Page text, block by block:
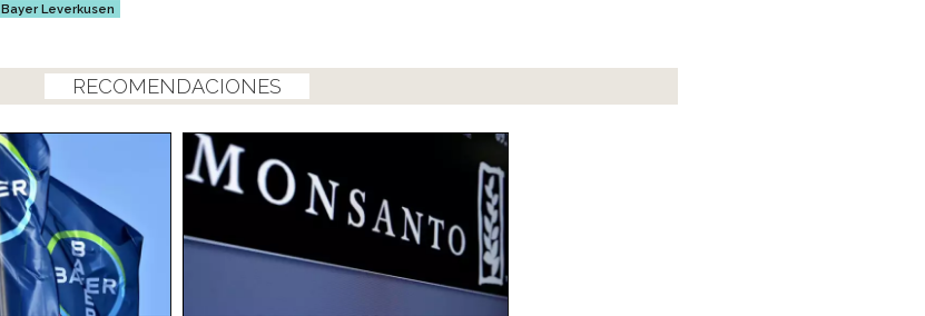
Bayer Leverkusen
RECOMENDACIONES